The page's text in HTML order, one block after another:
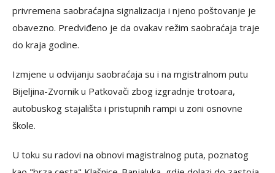
privremena saobraćajna signalizacija i njeno poštovanje je
obavezno. Predviđeno je da ovakav režim saobraćaja traje
do kraja godine.
Izmjene u odvijanju saobraćaja su i na mgistralnom putu
Bijeljina-Zvornik u Patkovači zbog izgradnje trotoara,
autobuskog stajališta i pristupnih rampi u zoni osnovne
škole.
U toku su radovi na obnovi magistralnog puta, poznatog